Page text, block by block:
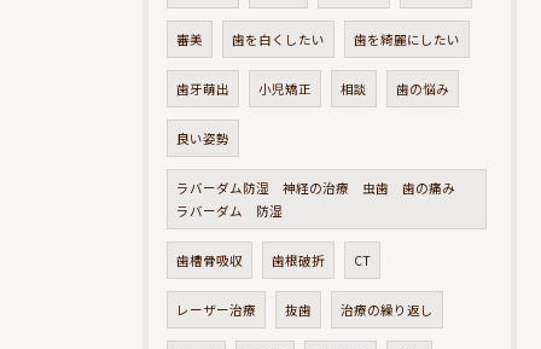
審美 歯を白くしたい 歯を綺麗にしたい
歯牙萌出 小児矯正 相談 歯の悩み
良い姿勢
ラバーダム防湿 神経の治療 虫歯 歯の痛み
ラバーダム 防湿
歯槽骨吸収 歯根破折 CT
レーザー治療 抜歯 治療の繰り返し